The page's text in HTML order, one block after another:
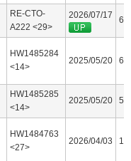
RE-CTO-
A222 <29>
2026/07/17
HW1485284
<14>
2025/05/20
HW1485285
<14>
2025/05/20
HW1484763
<27>
2026/04/03